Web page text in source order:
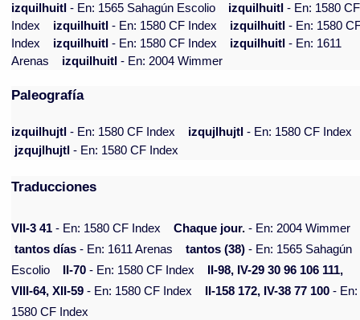
izquilhuitl- En: 1565 Sahagún Escolio izquilhuitl- En: 1580 CF
Index
izquilhuitl- En: 1580 CF Index izquilhuitl- En: 1580
Index
izquilhuitl- En: 1580 CF Index izquilhuitl- En: 1611
Arenas
izquilhuitl- En: 2004 Wimmer
Paleografía
izquilhujtl - En: 1580 CF Index izqujlhujtl - En: 1580 CF Index
jzqujlhujtl - En: 1580 CF Index
Traducciones
VII-3 41 - En: 1580 CF Index Chaque jour. - En: 2004 Wimmer
tantos días - En: 1611 Arenas tantos (38) - En: 1565 Sahagún
Escolio
II-70 - En: 1580 CF Index
II-98, IV-29 30 96 106 111,
VIII-64, XII-59 - En: 1580 CF Index II-158 172, IV-38 77 100 - En:
1580 CF Index